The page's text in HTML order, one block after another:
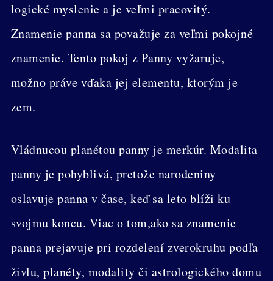
logické myslenie a je veľmi pracovitý.
Znamenie panna sa považuje za veľmi pokojné
znamenie. Tento pokoj z Panny vyžaruje,
možno práve vďaka jej elementu, ktorým je
zem.
Vládnucou planétou panny je merkúr. Modalita
panny je pohyblivá, pretože narodeniny
oslavuje panna v čase, keď sa leto blíži ku
svojmu koncu. Viac o tom,ako sa znamenie
panna prejavuje pri rozdelení zverokruhu podľa
živlu, planéty, modality či astrologického domu